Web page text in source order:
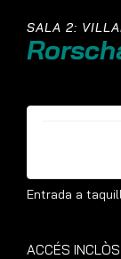
SALA 2:
Entrada a
ACCÉS